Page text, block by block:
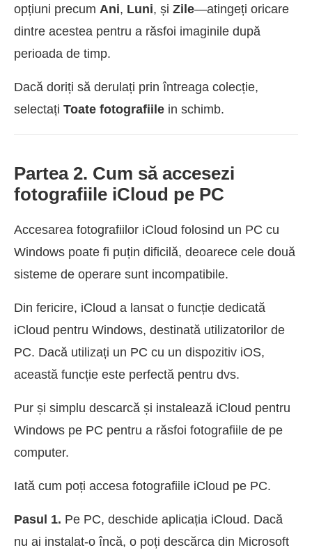
opțiuni precum Ani, Luni, și Zile—atingeți oricare
dintre acestea pentru a răsfoi imaginile după
perioada de timp.
Dacă doriți să derulați prin întreaga colecție,
selectați Toate fotografiile in schimb.
Partea 2. Cum să accesezi
fotografiile iCloud pe PC
Accesarea fotografiilor iCloud folosind un PC cu
Windows poate fi puțin dificilă, deoarece cele două
sisteme de operare sunt incompatibile.
Din fericire, iCloud a lansat o funcție dedicată
iCloud pentru Windows, destinată utilizatorilor de
PC. Dacă utilizați un PC cu un dispozitiv iOS,
această funcție este perfectă pentru dvs.
Pur și simplu descarcă și instalează iCloud pentru
Windows pe PC pentru a răsfoi fotografiile de pe
computer.
Iată cum poți accesa fotografiile iCloud pe PC.
Pasul 1. Pe PC, deschide aplicația iCloud. Dacă
nu ai instalat-o încă, o poți descărca din Microsoft